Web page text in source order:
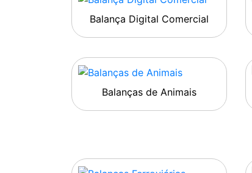
Balança Digital Comercial
Balanças de Animais